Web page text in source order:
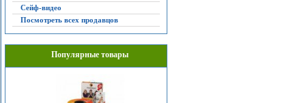
Сейф-видео
Посмотреть всех продавцов
Популярные товары